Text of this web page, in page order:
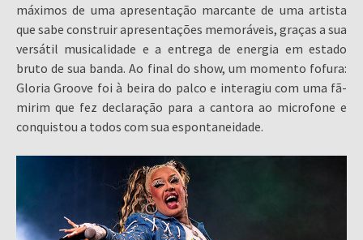
máximos de uma apresentação marcante de uma artista
que sabe construir apresentações memoráveis, graças a sua
versátil musicalidade e a entrega de energia em estado
bruto de sua banda. Ao final do show, um momento fofura:
Gloria Groove foi à beira do palco e interagiu com uma fã-
mirim que fez declaração para a cantora ao microfone e
conquistou a todos com sua espontaneidade.